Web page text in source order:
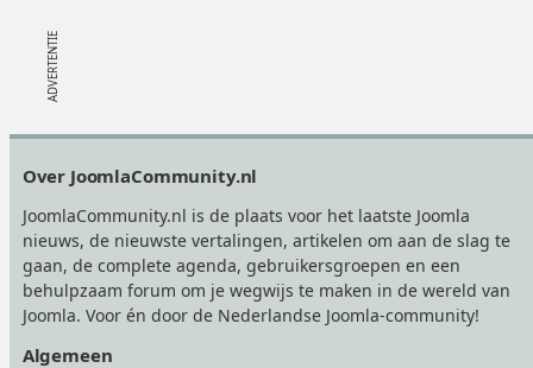
Over JoomlaCommunity.nl
JoomlaCommunity.nl is de plaats voor het laatste Joomla
nieuws, de nieuwste vertalingen, artikelen om aan de slag te
gaan, de complete agenda, gebruikersgroepen en een
behulpzaam forum om je wegwijs te maken in de wereld van
Joomla. Voor én door de Nederlandse Joomla-community!
Algemeen